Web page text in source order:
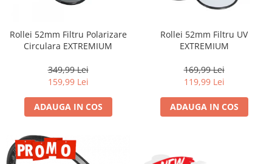
Teleconvertoare
Adaptoare montura / baioneta
Capace obiectiv si camera
Inele Macro
Filtre foto
Filtre tip Cokin
Filtre White Balance
Rollei 52mm Filtru Polarizare
Circulara EXTREMIUM
349,99 Lei
159,99 Lei
ADAUGA IN COS
Rollei 52mm Filtru UV
EXTREMIUM
169,99 Lei
119,99 Lei
ADAUGA IN COS